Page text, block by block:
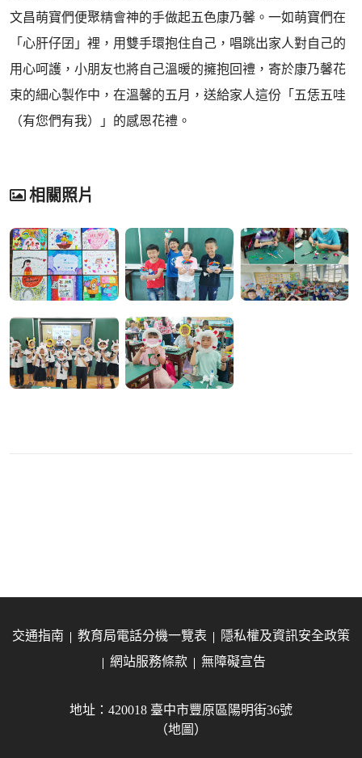
文昌萌寶們便聚精會神的手做起五色康乃馨。一如萌寶們在
「心肝仔囝」裡，用雙手環抱住自己，唱跳出家人對自己的
用心呵護，小朋友也將自己溫暖的擁抱回禮，寄於康乃馨花
束的細心製作中，在溫馨的五月，送給家人這份「五恁五哇
（有您們有我）」的感恩花禮。
相關照片
交通指南 教育局電話分機一覽表
隱私權及資訊安全政策
網站服務條款
無障礙宣告
地址：420018 臺中市豐原區陽明街36號
（地圖）